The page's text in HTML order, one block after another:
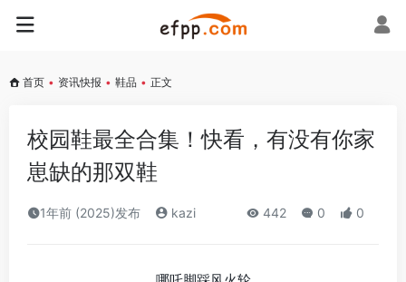
首页 • 资讯快报 • 鞋品 • 正文
校园鞋最全合集！快看，有没有你家
崽缺的那双鞋
1年前 (2025)发布 kazi 442 0 0